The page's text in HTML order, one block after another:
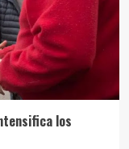
los